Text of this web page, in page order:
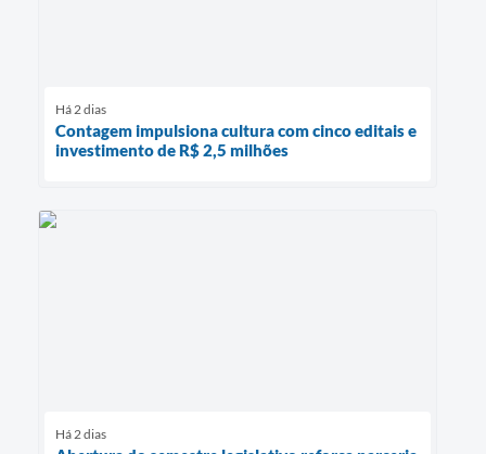
Há 2 dias
Contagem impulsiona cultura com cinco editais e
investimento de R$ 2,5 milhões
Há 2 dias